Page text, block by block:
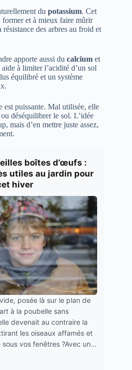
du potassium. Cet
former et à mieux faire mûrir
des arbres au froid et
apporte aussi du calcium et
à limiter l’acidité d’un sol
équilibré et un système
puissante. Mal utilisée, elle
déséquilibrer le sol. L’idée
mais d’en mettre juste assez,
boîtes d’œufs :
utiles au jardin pour
hiver
posée là sur le plan de
à la poubelle sans
devenait au contraire la
les oiseaux affamés et
vos fenêtres ?Avec un...